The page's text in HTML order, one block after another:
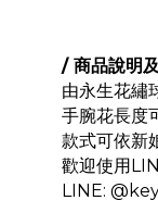
/ 商品說明
由永生花繡
手腕花長度
款式可依新
歡迎使用
LINE: